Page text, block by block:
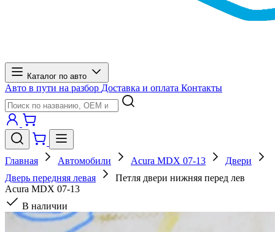
Каталог по авто
Авто в пути на разбор Доставка и оплата Контакты
Главная Автомобили Acura MDX 07-13
Двери
Дверь передняя левая
Петля двери нижняя перед лев
Acura MDX 07-13
В наличии